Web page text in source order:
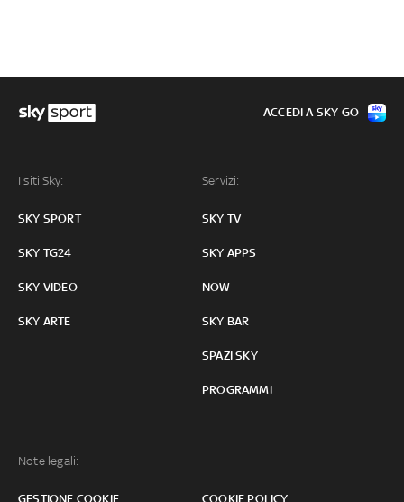
I siti Sky:
SKY SPORT
SKY TG24
SKY VIDEO
SKY ARTE
Servizi:
SKY TV
SKY APPS
NOW
SKY BAR
SPAZI SKY
PROGRAMMI
Note legali:
GESTIONE COOKIE COOKIE POLICY
ACCEDI A SKY GO